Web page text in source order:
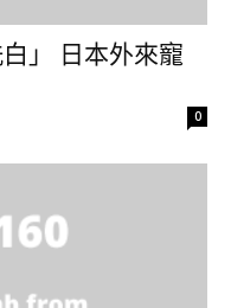
」 日本外來寵
0